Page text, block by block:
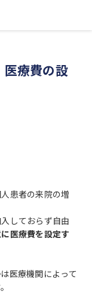
医療費の設
患者の来院の増
しておらず自由
医療費を設定す
医療機関によって